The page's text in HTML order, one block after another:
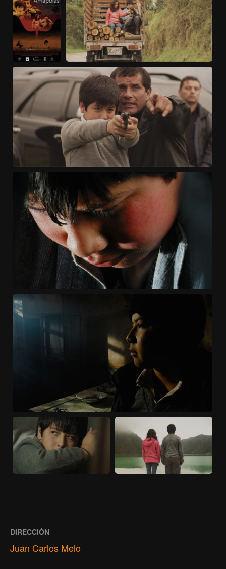
DIRECCIÓN
Juan Carlos Melo